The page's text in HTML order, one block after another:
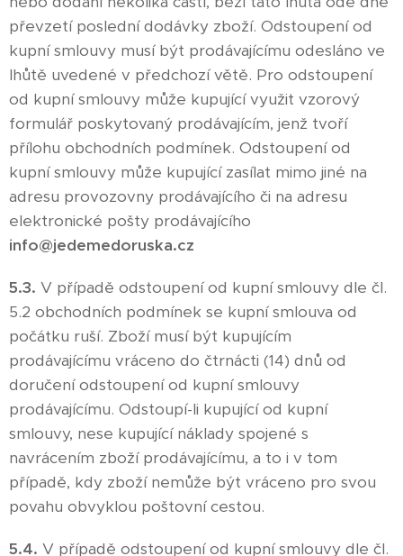
převzetí poslední dodávky zboží. Odstoupení od
kupní smlouvy musí být prodávajícímu odesláno ve
lhůtě uvedené v předchozí větě. Pro odstoupení
od kupní smlouvy může kupující využit vzorový
formulář poskytovaný prodávajícím, jenž tvoří
přílohu obchodních podmínek. Odstoupení od
kupní smlouvy může kupující zasílat mimo jiné na
adresu provozovny prodávajícího či na adresu
elektronické pošty prodávajícího
info@jedemedoruska.cz
5.3. V případě odstoupení od kupní smlouvy dle čl.
5.2 obchodních podmínek se kupní smlouva od
počátku ruší. Zboží musí být kupujícím
prodávajícímu vráceno do čtrnácti (14) dnů od
doručení odstoupení od kupní smlouvy
prodávajícímu. Odstoupí-li kupující od kupní
smlouvy, nese kupující náklady spojené s
navrácením zboží prodávajícímu, a to i v tom
případě, kdy zboží nemůže být vráceno pro svou
povahu obvyklou poštovní cestou.
5.4. V případě odstoupení od kupní smlouvy dle čl.